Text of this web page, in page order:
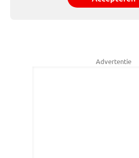
Advertentie